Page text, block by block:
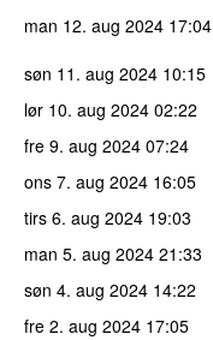
man 12. aug 2024 17:04
søn 11. aug 2024 10:15
lør 10. aug 2024 02:22
fre 9. aug 2024 07:24
ons 7. aug 2024 16:05
tirs 6. aug 2024 19:03
man 5. aug 2024 21:33
søn 4. aug 2024 14:22
fre 2. aug 2024 17:05